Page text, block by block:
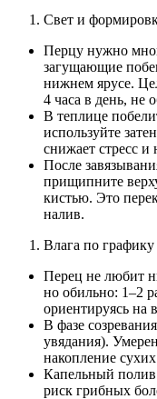
Свет и
Перцу нужно
загущающие
нижнем ярусе.
4 часа в день, не
В теплице
используйте
снижает стресс и
После
прищипните
кистью. Это
налив.
Влага по графику
Перец не любит
но обильно: 1–2
ориентируясь на
В фазе
увядания).
накопление
Капельный
риск грибных